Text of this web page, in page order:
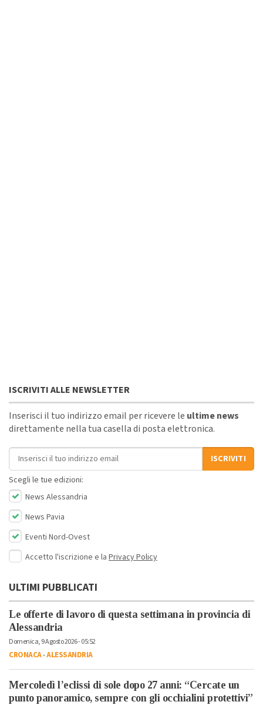
ISCRIVITI ALLE NEWSLETTER
Inserisci il tuo indirizzo email per ricevere le ultime news
direttamente nella tua casella di posta elettronica.
Indirizzo email
ISCRIVITI
Scegli le tue edizioni:
News Alessandria
News Pavia
Eventi Nord-Ovest
Accetto l'iscrizione e la Privacy Policy
ULTIMI PUBBLICATI
Le offerte di lavoro di questa settimana in provincia di
Alessandria
Domenica, 9 Agosto 2026 - 05:52
CRONACA-ALESSANDRIA
Mercoledì l’eclissi di sole dopo 27 anni: “Cercate un
punto panoramico, sempre con gli occhialini protettivi”